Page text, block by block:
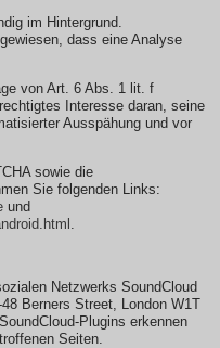
im Hintergrund.
dass eine Analyse
von Art. 6 Abs. 1 lit. f
Interesse daran, seine
Ausspähung und vor
sowie die
Sie folgenden Links:
und
Netzwerks SoundCloud
Berners Street, London W1T
Plugins erkennen
Seiten.